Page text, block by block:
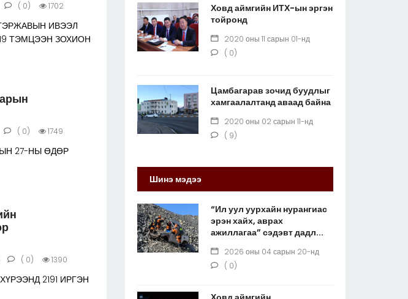
( 0) 1702
ИВЭЭЛ
ТЭМЦЭЭН ЗОХИОН
( 0) 1749
27-НЫ ӨДӨР
( 0) 1390
2191 ИРГЭН
Ховд аймгийн ИТХ-ын эргэн
тойронд
2020 оны 11 сарын 01-нд
( 0)
Цамбагарав зочид буудлыг
хамгаалалтанд аваад байна
2020 оны 02 сарын 11-нд
( 9)
Шинэ мэдээ
“Ил уул уурхайн нурангиас
эрэн хайх, аврах
ажиллагаа” сэдэвт дадл...
2026 оны 04 сарын 20-нд
( 0)